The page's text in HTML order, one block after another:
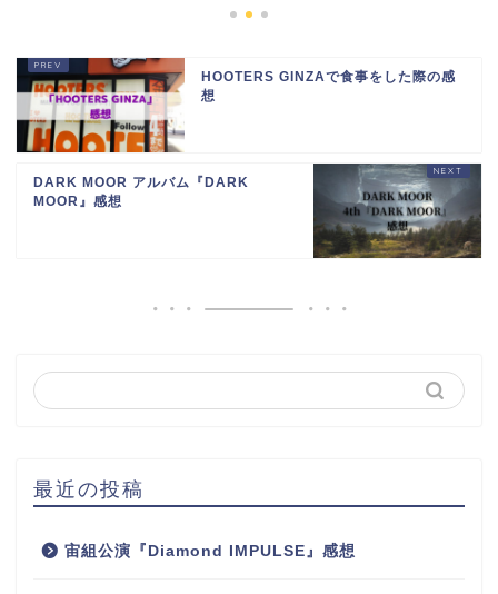
HOOTERS GINZAで食事をした際の感
想
DARK MOOR アルバム『DARK
MOOR』感想
最近の投稿
宙組公演『Diamond IMPULSE』感想